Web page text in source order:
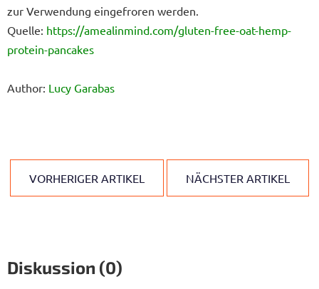
zur Verwendung eingefroren werden.
Quelle: https://amealinmind.com/gluten-free-oat-hemp-
protein-pancakes
Author: Lucy Garabas
VORHERIGER ARTIKEL NÄCHSTER ARTIKEL
Diskussion (0)